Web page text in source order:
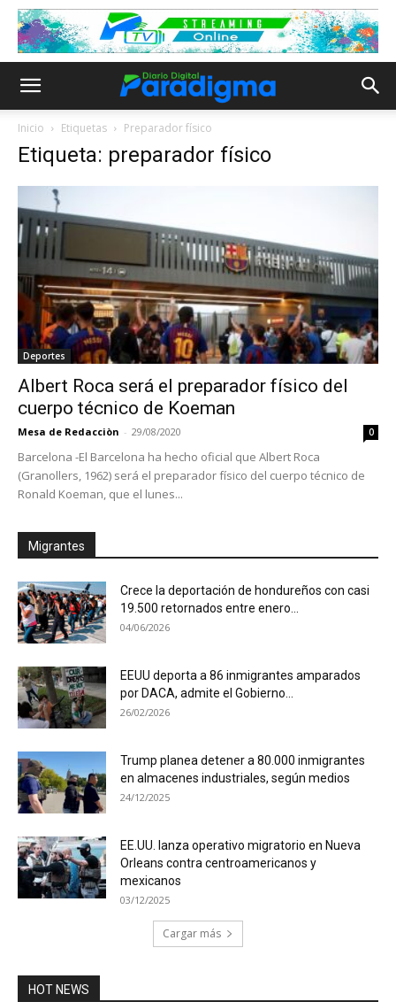
Inicio Etiquetas Preparador físico
Etiqueta: preparador físico
Deportes
Albert Roca será el preparador físico del
cuerpo técnico de Koeman
Mesa de Redacciòn - 29/08/2020 0
Barcelona -El Barcelona ha hecho oficial que Albert Roca
(Granollers, 1962) será el preparador físico del cuerpo técnico de
Ronald Koeman, que el lunes...
Migrantes
Crece la deportación de hondureños con casi
19.500 retornados entre enero...
04/06/2026
EEUU deporta a 86 inmigrantes amparados
por DACA, admite el Gobierno...
26/02/2026
Trump planea detener a 80.000 inmigrantes
en almacenes industriales, según medios
24/12/2025
EE.UU. lanza operativo migratorio en Nueva
Orleans contra centroamericanos y
mexicanos
03/12/2025
Cargar más
HOT NEWS